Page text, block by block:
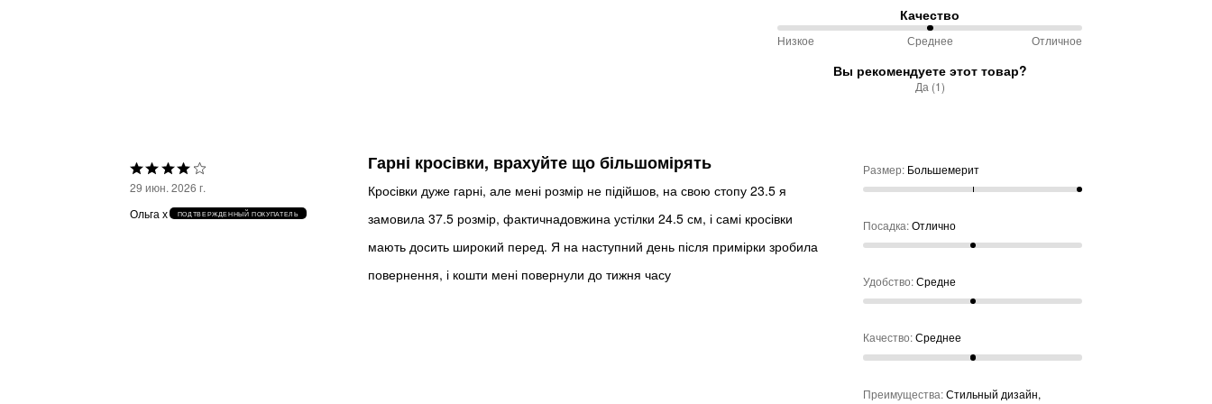
Отлично
Неудобно
Качество
50 %
Низкое Среднее Отличное
Вы рекомендуете этот товар?
Да (1)
Выбрана
29 июн. 2026 г.
Ольга х
ПОДТВЕРЖДЕННЫЙ ПОКУПАТЕЛЬ
Гарні кросівки, врахуйте що більшомірять
Кросівки дуже гарні, але мені розмір не підійшов, на свою стопу 23.5 я
замовила 37.5 розмір, фактичнадовжина устілки 24.5 см, і самі кросівки
мають досить широкий перед. Я на наступний день після примірки зробила
повернення, і кошти мені повернули до тижня часу
Размер: Большемерит
Посадка:Отлично
Удобство:Средне
Качество:Среднее
Преимущества:Стильный дизайн,